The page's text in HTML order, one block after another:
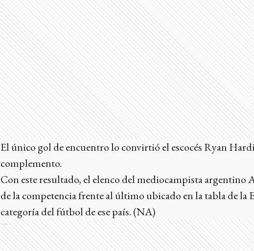
El único gol de encuentro lo convirtió el escocés Ryan
complemento.
Con este resultado, el elenco del mediocampista argentino
de la competencia frente al último ubicado en la tabla de
categoría del fútbol de ese país. (NA)
Ads